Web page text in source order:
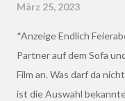
März 25, 2023
*Anzeige Endlich
Partner auf dem Sofa
Film an. Was darf da
ist die Auswahl